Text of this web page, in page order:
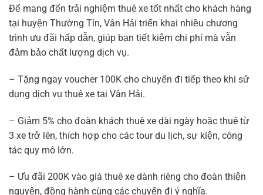
Để mang đến trải nghiệm thuê xe tốt nhất cho khách hàng
tại huyện Thường Tín, Vân Hải triển khai nhiều chương
trình ưu đãi hấp dẫn, giúp bạn tiết kiệm chi phí mà vẫn
đảm bảo chất lượng dịch vụ.
– Tặng ngay voucher 100K cho chuyến đi tiếp theo khi sử
dụng dịch vụ thuê xe tại Vân Hải.
– Giảm 5% cho đoàn khách thuê xe dài ngày hoặc thuê từ
3 xe trở lên, thích hợp cho các tour du lịch, sự kiện, công
tác quy mô lớn.
– Ưu đãi 200K vào giá thuê xe dành riêng cho đoàn thiện
nguyện, đồng hành cùng các chuyến đi ý nghĩa.